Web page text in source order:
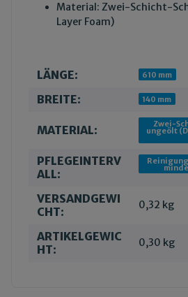
Material: Zwei-Schicht-
Layer Foam)
Produkteigenschaft
Wert
LÄNGE: 610 mm
BREITE: 140 mm
MATERIAL: Zwei-
ungeölt
PFLEGEINTERV
ALL:
VERSANDGEWI
CHT:
0,32 kg
ARTIKELGEWIC
HT:
0,30 kg